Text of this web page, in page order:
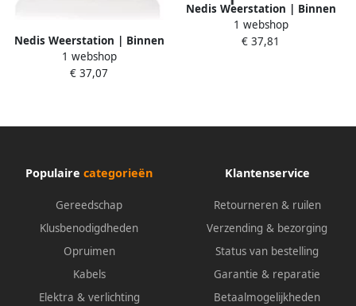
Nedis Weerstation | Binnen
& Buiten | Inclusief
draadloze weersensor | 1
1 webshop
€ 37,07
Nedis Weerstation | Binnen
& Buiten | Inclusief
draadloze weersensor | 1
1 webshop
€ 37,81
Populaire categorieën
Gereedschap
Klusbenodigdheden
Opruimen
Kabels
Elektra & verlichting
Klantenservice
Retourneren & ruilen
Verzending & bezorging
Status van bestelling
Garantie & reparatie
Betaalmogelijkheden